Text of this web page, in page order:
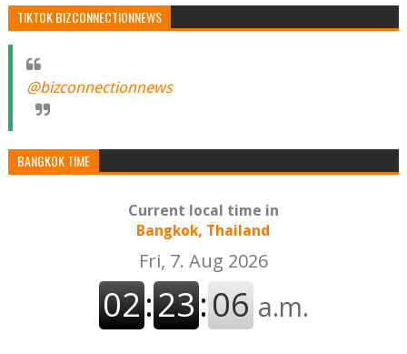
TIKTOK BIZCONNECTIONNEWS
@bizconnectionnews
BANGKOK TIME
Current local time in
Bangkok, Thailand